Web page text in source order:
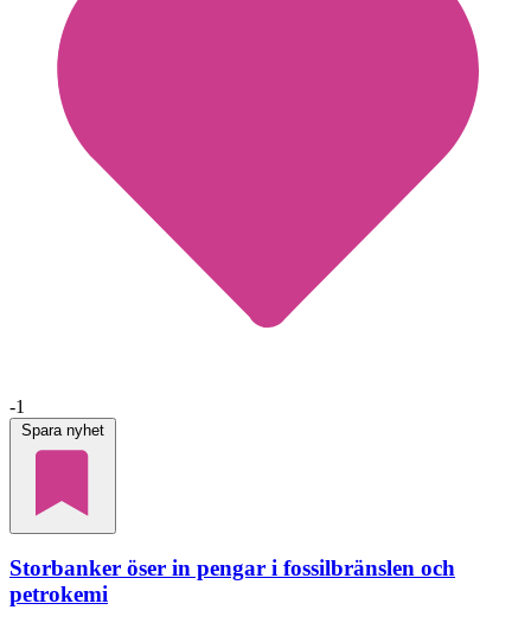
-1
Spara nyhet
Storbanker öser in pengar i fossilbränslen och
petrokemi